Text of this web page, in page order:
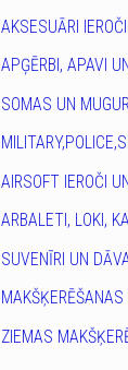
AKSESUĀRI
APĢĒRBI, APAVI
SOMAS UN
AIRSOFT IEROČI
ARBALETI, LOKI,
SUVENĪRI UN
MAKŠĶERĒŠANAS
ZIEMAS